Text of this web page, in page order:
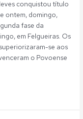
conquistou título
ontem, domingo,
fase da
em Felgueiras. Os
se aos
o Povoense